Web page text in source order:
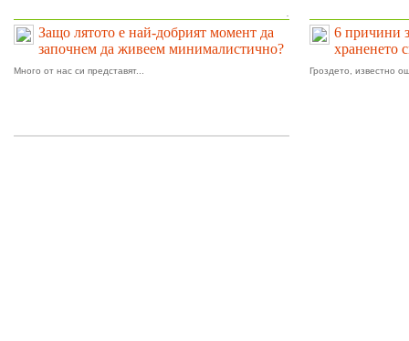
Защо лятото е най-добрият момент да
започнем да живеем минималистично?
Много от нас си представят...
6 причини
храненето
Гроздето, известно